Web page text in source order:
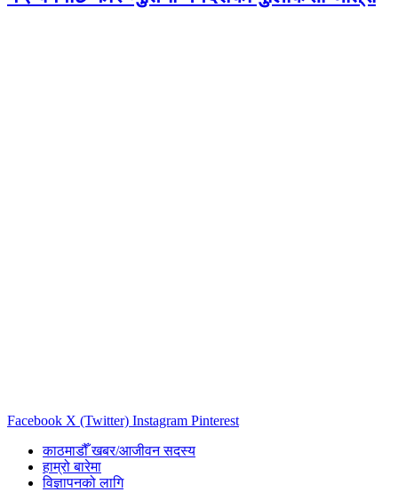
Facebook X (Twitter) Instagram Pinterest
काठमाडौँ खबर/आजीवन सदस्य
हाम्रो बारेमा
विज्ञापनको लागि